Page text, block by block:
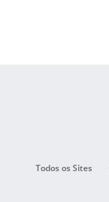
Todos os Sites